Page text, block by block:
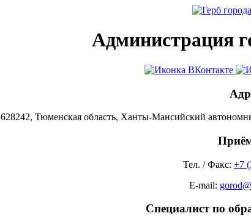
Администрация
628242, Тюменская область, Ханты-Мансийский
Тел. / Факс: +7
E-mail:
Специалист по